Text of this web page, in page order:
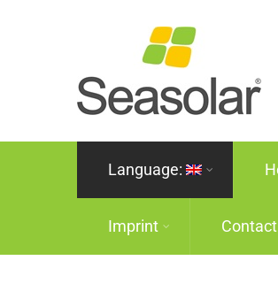
Language:
Imprint Contact